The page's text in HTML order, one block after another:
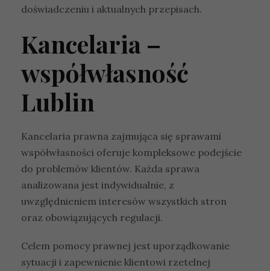
doświadczeniu i aktualnych przepisach.
Kancelaria –
współwłasność
Lublin
Kancelaria prawna zajmująca się sprawami
współwłasności oferuje kompleksowe podejście
do problemów klientów. Każda sprawa
analizowana jest indywidualnie, z
uwzględnieniem interesów wszystkich stron
oraz obowiązujących regulacji.
Celem pomocy prawnej jest uporządkowanie
sytuacji i zapewnienie klientowi rzetelnej